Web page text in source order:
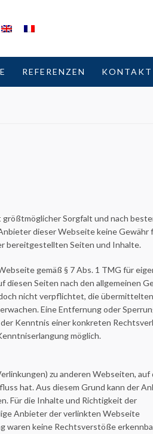
REFERENZEN KONTAKT
Sorgfalt und nach
dieser Webseite keine Gewähr
bereitgestellten Seiten und Inhalte.
gemäß § 7 Abs. 1 TMG für
Seiten nach den allgemeinen
nicht verpflichtet, die
Eine Entfernung oder
Kenntnis einer konkreten
möglich.
zu anderen Webseiten, auf
hat. Aus diesem Grund kann der
Für die Inhalte und Richtigkeit der
Anbieter der verlinkten Webseite
waren keine Rechtsverstöße